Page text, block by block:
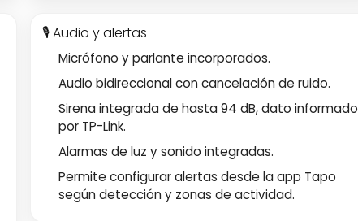
🎙️ Audio y alertas
Micrófono y parlante incorporados.
Audio bidireccional con cancelación de ruido.
Sirena integrada de hasta 94 dB, dato informado
por TP-Link.
Alarmas de luz y sonido integradas.
Permite configurar alertas desde la app Tapo
según detección y zonas de actividad.